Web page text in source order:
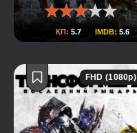
КП: 5.7 IMDB: 5.6
FHD (1080p)